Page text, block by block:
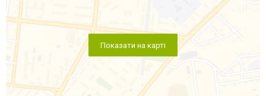
Показати на карті